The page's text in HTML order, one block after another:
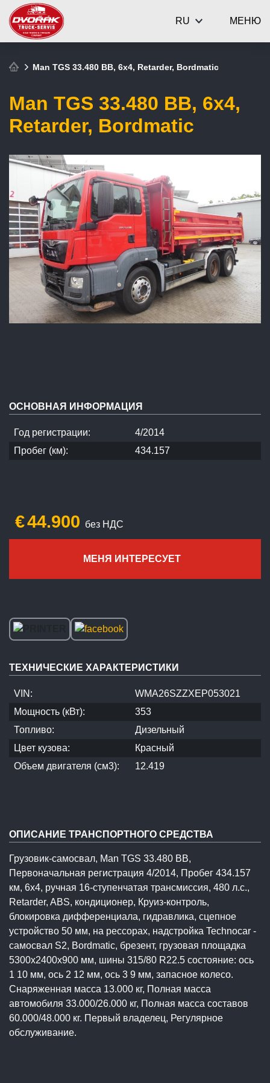
МЕНЮ
RU
Man TGS 33.480 BB, 6x4, Retarder, Bordmatic
Man TGS 33.480 BB, 6x4,
Retarder, Bordmatic
€44.900 без НДС
МЕНЯ ИНТЕРЕСУЕТ
ОСНОВНАЯ ИНФОРМАЦИЯ
Год регистрации:
4/2014
Пробег (км):
434.157
ТЕХНИЧЕСКИЕ ХАРАКТЕРИСТИКИ
VIN:
WMA26SZZXEP053021
Мощность (кВт):
353
Топливо:
Дизельный
Цвет кузова:
Красный
Объем двигателя (см3):
12.419
ОПИСАНИЕ ТРАНСПОРТНОГО СРЕДСТВА
Грузовик-самосвал, Man TGS 33.480 BB,
Первоначальная регистрация 4/2014, Пробег 434.157
км, 6x4, ручная 16-ступенчатая трансмиссия, 480 л.с.,
Retarder, ABS, кондиционер, Круиз-контроль,
блокировка дифференциала, гидравлика, сцепное
устройство 50 мм, на рессорах, надстройка Technocar -
самосвал S2, Bordmatic, брезент, грузовая площадка
5300x2400x900 мм, шины 315/80 R22.5 состояние: ось
1 10 мм, ось 2 12 мм, ось 3 9 мм, запасное колесо.
Снаряженная масса 13.000 кг, Полная масса
автомобиля 33.000/26.000 кг, Полная масса составов
60.000/48.000 кг. Первый владелец, Регулярное
обслуживание.